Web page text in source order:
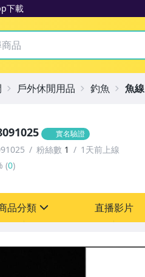
下載
賣
實名驗證
粉絲數 1
1天前上線
(0)
品分類 直播影片
戶外休閒用品 釣魚 魚線